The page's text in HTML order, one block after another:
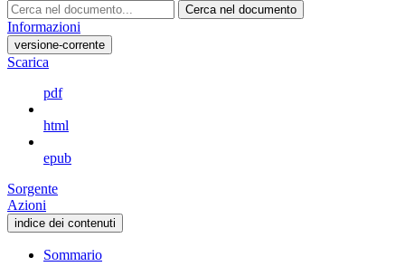
Cerca nel documento
Informazioni
versione-corrente
Scarica
pdf
html
epub
Sorgente
Azioni
indice dei contenuti
Sommario